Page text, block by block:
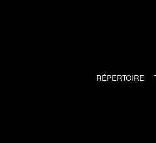
RÉPERTOIRE